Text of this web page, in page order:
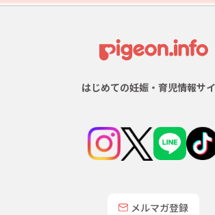
はじめての妊娠・育児情報サ
メルマガ登録